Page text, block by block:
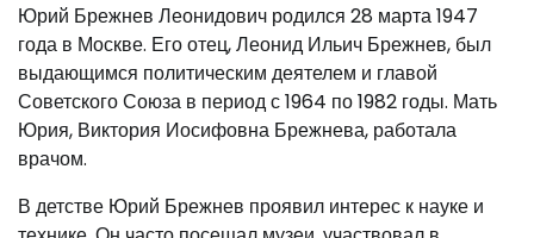
Юрий Брежнев Леонидович родился 28 марта 1947
года в Москве. Его отец, Леонид Ильич Брежнев, был
выдающимся политическим деятелем и главой
Советского Союза в период с 1964 по 1982 годы. Мать
Юрия, Виктория Иосифовна Брежнева, работала
врачом.
В детстве Юрий Брежнев проявил интерес к науке и